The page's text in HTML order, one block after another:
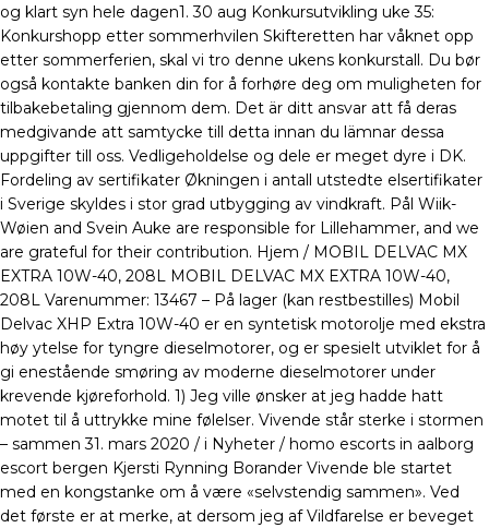
og klart syn hele dagen1. 30 aug Konkursutvikling uke 35:
Konkurshopp etter sommerhvilen Skifteretten har våknet opp
etter sommerferien, skal vi tro denne ukens konkurstall. Du bør
også kontakte banken din for å forhøre deg om muligheten for
tilbakebetaling gjennom dem. Det är ditt ansvar att få deras
medgivande att samtycke till detta innan du lämnar dessa
uppgifter till oss. Vedligeholdelse og dele er meget dyre i DK.
Fordeling av sertifikater Økningen i antall utstedte elsertifikater
i Sverige skyldes i stor grad utbygging av vindkraft. Pål Wiik-
Wøien and Svein Auke are responsible for Lillehammer, and we
are grateful for their contribution. Hjem / MOBIL DELVAC MX
EXTRA 10W-40, 208L MOBIL DELVAC MX EXTRA 10W-40,
208L Varenummer: 13467 – På lager (kan restbestilles) Mobil
Delvac XHP Extra 10W-40 er en syntetisk motorolje med ekstra
høy ytelse for tyngre dieselmotorer, og er spesielt utviklet for å
gi enestående smøring av moderne dieselmotorer under
krevende kjøreforhold. 1) Jeg ville ønsker at jeg hadde hatt
motet til å uttrykke mine følelser. Vivende står sterke i stormen
– sammen 31. mars 2020 / i Nyheter / homo escorts in aalborg
escort bergen Kjersti Rynning Borander Vivende ble startet
med en kongstanke om å være «selvstendig sammen». Ved
det første er at merke, at dersom jeg af Vildfarelse er beveget